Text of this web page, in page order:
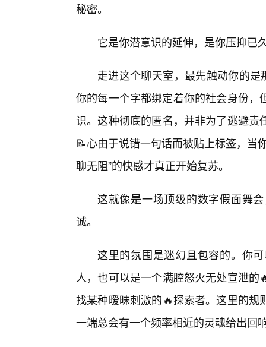
秘密。
它是你潜意识的延伸，是你压抑已
走进这个聊天室，最先触动你的是
你的每一个字都绑定着你的社会身份，
识。这种彻底的匿名，并非为了逃避
📝心由于说错一句话而被贴上标签，当
聊无阻”的快感才真正开始复苏。
这就像是一场顶级的数字假面舞
诚。
这里的氛围是迷幻且包容的。你
人，也可以是一个满腔怒火无处宣泄
找某种暧昧刺激的🔥探索者。这里的
一端总会有一个频率相近的灵魂给出回